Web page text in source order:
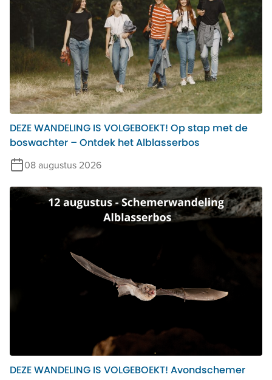
DEZE WANDELING IS VOLGEBOEKT! Op stap met de
boswachter – Ontdek het Alblasserbos
08 augustus 2026
DEZE WANDELING IS VOLGEBOEKT! Avondschemer